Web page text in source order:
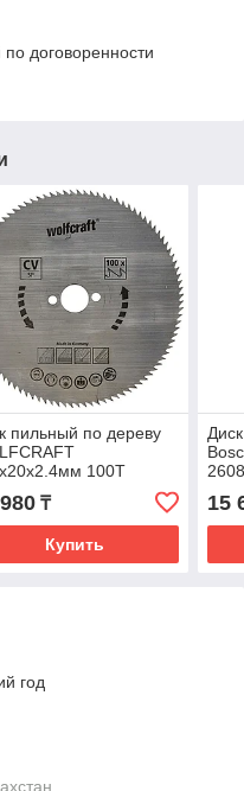
договоренности
пильный по дереву
100T
₸
Купить
15
год